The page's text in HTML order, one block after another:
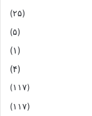
(۲۵)
(۵)
(۱)
(۴)
(۱۱۷)
(۱۱۷)